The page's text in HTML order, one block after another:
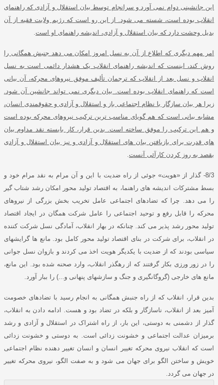
این جانشینی دوام نمی آورد و سرانجام توسط بیان استقلال و آزادی که راهنمای
انقلاب بوده است، شسته می شود
از این رو است که رژیم ولایت فقیه از آن
بدیل وحشت دارد که بیان استقلال و آزادی، اندیشه راهنمای او است
امر مهم دیگری که اطلاع از آن به نسل امروز امکان می دهد جنبش همگانی را
روش کند، اینست که اندیشه راهنمای انقلاب یک هشدار دائمی است به نسل
انقلاب و نسل بعد از انقلاب که ترجمان تألیف موفق نیروهای محرکه، آن بیانی
است که راهنمای انقلاب بوده است
بیان دیگری نمی تواند جانشین آن شود
زیرا هر بیان سازگار با نظام اجتماعی باز و استقلال و آزادی و حقوقمندی انسان،
مشابه بیانی است که هم گویای مناسب ترین ترکیب نیروهای محرکه بوده است
و هم این ترکیب را موفق ساخته است
بدین قرار، کار بایسته نقد مداوم بیان
های قدرت برای بازیافتن بیان های استقلال و آزادی و نیز بیان استقلال و آزادی
بقصد به روز کردن کارآئی آنست
8/3- گذار از«هویت» جوئی از راه ضدیت با این و آن مرام به نقد مرام خود و
بسط مشترکات اندیشه های راهنما، به اقتصاد تولید محور امکان رشد شتاب گیر
را می دهد
چرا که تضادهای اجتماعی عامل تخریب بخش بزرگی از نیروهای
محرکه را قابل رفع و توحید اجتماعی را عامل شرکت همگان در ایجاد اقتصاد
تولید محور رشد پذیر می کند
چنانکه در بهار انقلاب، آمادگی نسل شرکت کننده
در انقلاب، برای شرکت در بنای اقتصاد تولید محور کامل بود
مانع ها گرایشهای
سیاسی بودند که از ضدیت با یکدیگر هویت اخذ می کردند و بازوان نسل جوانی
را در زور ورزی بکار گرفتند که از رهگذر انقلاب، وارد صحنه شده بود
این مانع،
مانع های خارجی (گروگانگیری و جنگ و سازشهای پنهانی و ...) را ببار آورد
بدین قرار، انقلاب که از راه جنبش همگانی به انجام رسید با تضادهای خصومت
آمیز بعد از انقلاب، ناسازگار و بلکه در تضاد بود و هست
ادامه دادن به انقلاب،
گذار از دشمنی به دوستی، این بار، از راه اشتراک در استقلال و آزادی و رشد
برمیزان عدالت اجتماعی و خشونت زدائی است
به دوستی و خشونت زدائی
است که انقلاب نیروی محرکه تغییر انسان و انسان تغییر دهنده نظام اجتماعی
خویش و ساختن الگو برای جهان می شود و به صفت الگو، نیروی محرکه تغییر
در جهان می گردد